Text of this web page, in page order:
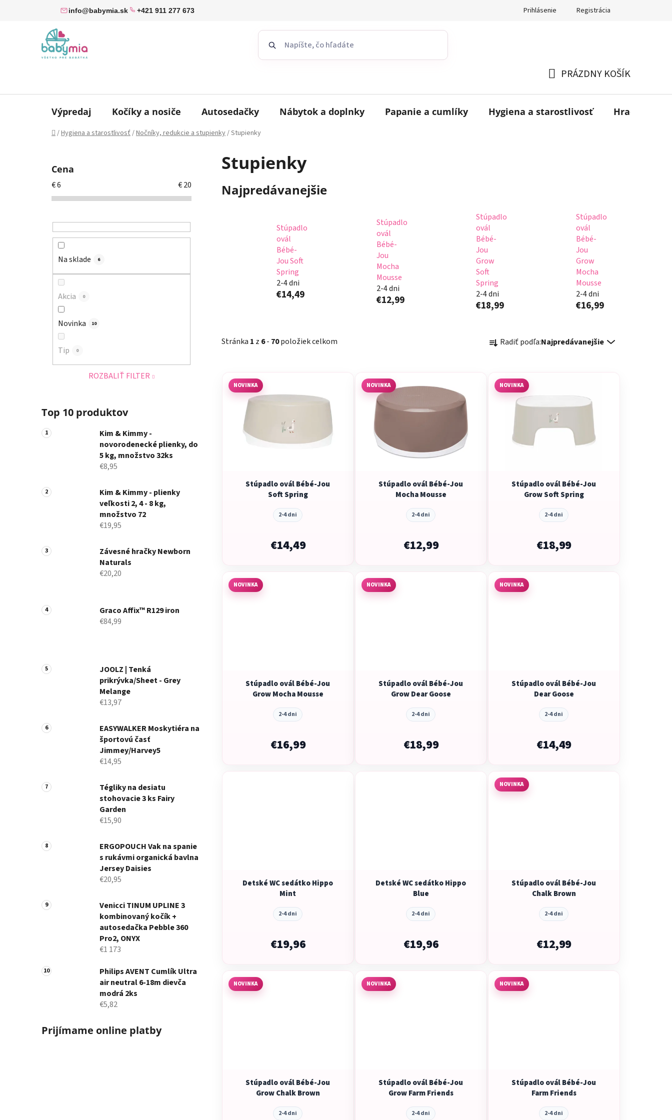
info@babymia.sk +421 911 277 673 Prihlásenie Registrácia
KOŠÍK
PRÁZDNY KOŠÍK
Výpredaj Kočíky a nosiče Autosedačky Nábytok a doplnky Papanie a cumlíky Hygiena a starostlivosť Hračky
Domov
/Hygiena a starostlivosť/Nočníky, redukcie a stupienky/Stupienky
Cena
€6 €20
Na sklade 6
Akcia 0
Novinka 10
Tip 0
ROZBALIŤ FILTER
Top 10 produktov
Kim & Kimmy -
novorodenecké plienky, do
5 kg, množstvo 32ks
€8,95
Kim & Kimmy - plienky
veľkosti 2, 4 - 8 kg,
množstvo 72
€19,95
Závesné hračky Newborn
Naturals
€20,20
Graco Affix™ R129 iron
€84,99
JOOLZ | Tenká
prikrývka/Sheet - Grey
Melange
€13,97
EASYWALKER Moskytiéra na
športovú časť
Jimmey/Harvey5
€14,95
Tégliky na desiatu
stohovacie 3 ks Fairy
Garden
€15,90
ERGOPOUCH Vak na spanie
s rukávmi organická bavlna
Jersey Daisies
€20,95
Venicci TINUM UPLINE 3
kombinovaný kočík +
autosedačka Pebble 360
Pro2, ONYX
€1 173
Philips AVENT Cumlík Ultra
air neutral 6-18m dievča
modrá 2ks
€5,82
Prijímame online platby
Stupienky
Najpredávanejšie
Stúpadlo
ovál
Bébé-
Jou Soft
Spring
2-4 dni
€14,49
Stúpadlo
ovál
Bébé-
Jou
Mocha
Mousse
2-4 dni
€12,99
Stúpadlo
ovál
Bébé-
Jou
Grow
Soft
Spring
2-4 dni
€18,99
Stúpadlo
ovál
Bébé-
Jou
Grow
Mocha
Mousse
2-4 dni
€16,99
Stránka 1 z 6- 70položiek celkom a
e
n
Radiť podľa:Najpredávanejšie
NOVINKA
Stúpadlo ovál Bébé-Jou
Soft Spring
2-4 dni
€14,49
NOVINKA
Stúpadlo ovál Bébé-Jou
Mocha Mousse
2-4 dni
€12,99
NOVINKA
Stúpadlo ovál Bébé-Jou
Grow Soft Spring
2-4 dni
€18,99
NOVINKA
Stúpadlo ovál Bébé-Jou
Grow Mocha Mousse
2-4 dni
€16,99
NOVINKA
Stúpadlo ovál Bébé-Jou
Grow Dear Goose
2-4 dni
€18,99
NOVINKA
Stúpadlo ovál Bébé-Jou
Dear Goose
2-4 dni
€14,49
Detské WC sedátko Hippo
Mint
2-4 dni
€19,96
Detské WC sedátko Hippo
Blue
2-4 dni
€19,96
NOVINKA
Stúpadlo ovál Bébé-Jou
Chalk Brown
2-4 dni
€12,99
NOVINKA
Stúpadlo ovál Bébé-Jou
Grow Chalk Brown
2-4 dni
NOVINKA
Stúpadlo ovál Bébé-Jou
Grow Farm Friends
2-4 dni
NOVINKA
Stúpadlo ovál Bébé-Jou
Farm Friends
2-4 dni